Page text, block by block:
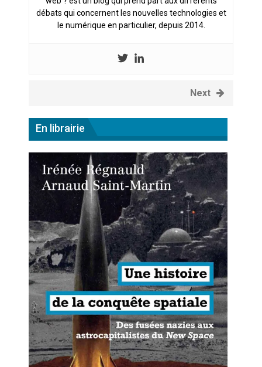
Pourquoi les études qui
prévoient la fin de l’emploi « à
cause » de l’IA se plantent-
débats qui concernent les nouvelles technologies et
le numérique en particulier, depuis 2014.
Next
En librairie